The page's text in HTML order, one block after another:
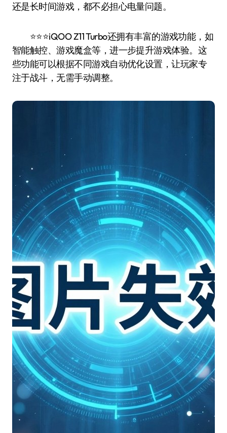
还是长时间游戏，都不必担心电量问题。
⭐️⭐️⭐️iQOO Z11 Turbo还拥有丰富的游戏功能，如
智能触控、游戏魔盒等，进一步提升游戏体验。这
些功能可以根据不同游戏自动优化设置，让玩家专
注于战斗，无需手动调整。